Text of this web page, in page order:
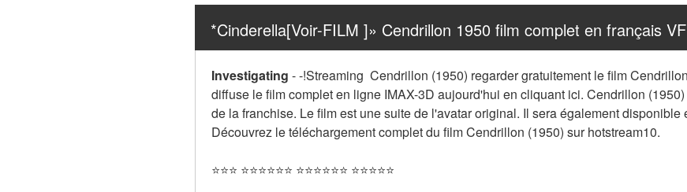
*Cinderella[Voir-FILM ]» Cendrillon 1950 film complet en français VF
Investigating --!Streaming  Cendrillon (1950) regarder gratuitement le film
diffuse le film complet en ligne IMAX-3D aujourd'hui en cliquant ici. Cendrillon
de la franchise. Le film est une suite de l'avatar original. Il sera également disponible
Découvrez le téléchargement complet du film Cendrillon (1950) sur hotstream10.
⭐⭐⭐ ⭐⭐⭐⭐⭐⭐ ⭐⭐⭐⭐⭐⭐ ⭐⭐⭐⭐⭐